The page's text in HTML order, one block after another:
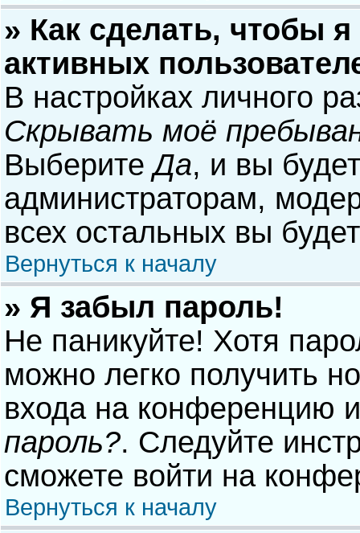
» Как сделать, чтобы
активных
В настройках личного
Скрывать моё
ВыберитеДа, и вы
администраторам,
всех остальных вы
Вернуться к началу
» Я забыл пароль!
Не паникуйте! Хотя
можно легко получить
входа на конференцию
пароль?. Следуйте
сможете войти на
Вернуться к началу